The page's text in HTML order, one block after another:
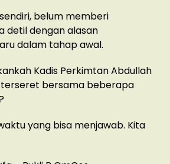
belum memberi
detil dengan alasan
dalam tahap awal.
Kadis Perkimtan Abdullah
terseret bersama beberapa
yang bisa menjawab. Kita